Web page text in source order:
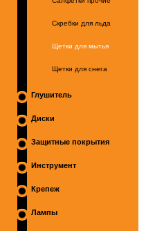
Скребки для льда
Щетки для мытья
Щетки для снега
Глушитель
Диски
Защитные покрытия
Инструмент
Крепеж
Лампы